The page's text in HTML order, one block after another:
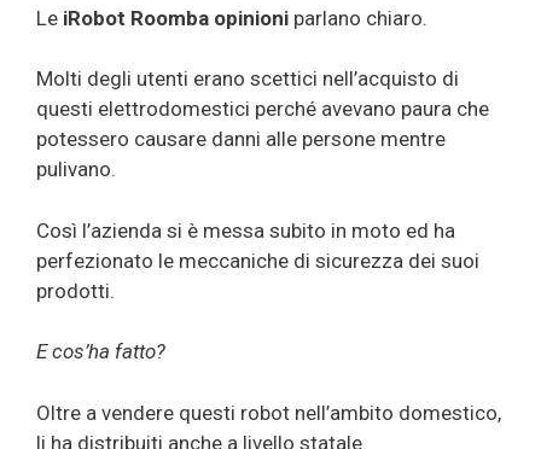
Le iRobot Roomba opinioni parlano chiaro.
Molti degli utenti erano scettici nell’acquisto di
questi elettrodomestici perché avevano paura che
potessero causare danni alle persone mentre
pulivano.
Così l’azienda si è messa subito in moto ed ha
perfezionato le meccaniche di sicurezza dei suoi
prodotti.
E cos’ha fatto?
Oltre a vendere questi robot nell’ambito domestico,
li ha distribuiti anche a livello statale.